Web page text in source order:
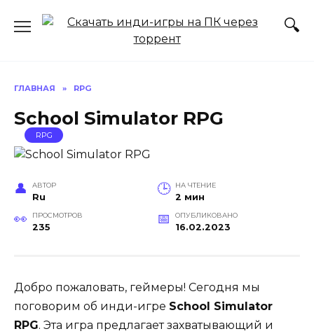
ГЛАВНАЯ » RPG
School Simulator RPG
RPG
АВТОР
Ru
НА ЧТЕНИЕ
2 мин
ПРОСМОТРОВ
235
ОПУБЛИКОВАНО
16.02.2023
Добро пожаловать, геймеры! Сегодня мы
поговорим об инди-игре School Simulator
RPG. Эта игра предлагает захватывающий и